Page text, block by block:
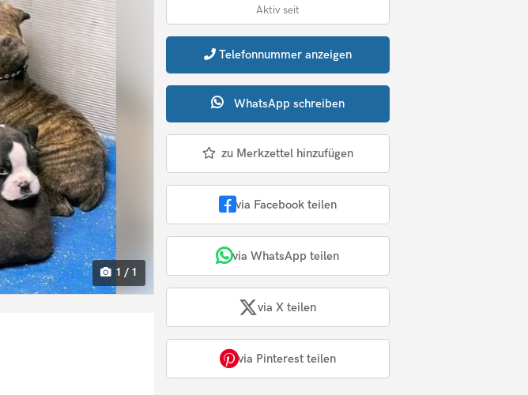
1 / 1
Aktiv seit
Telefonnummer anzeigen
WhatsApp schreiben
zu Merkzettel hinzufügen
via Facebook teilen
via WhatsApp teilen
via X teilen
via Pinterest teilen